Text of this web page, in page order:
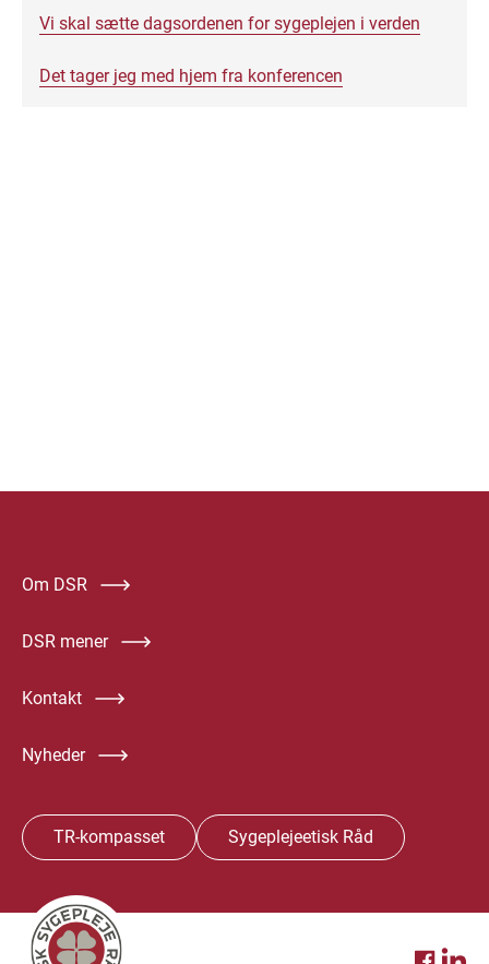
Vi skal sætte dagsordenen for sygeplejen i verden
Det tager jeg med hjem fra konferencen
Om DSR
DSR mener
Kontakt
Nyheder
TR-kompasset Sygeplejeetisk Råd